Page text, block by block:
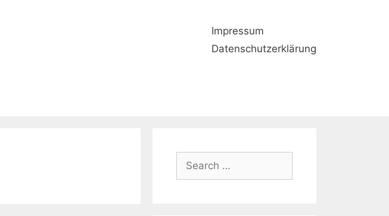
Impressum
Datenschutzerklärung
Search
for: